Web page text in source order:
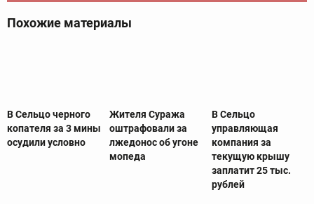
Похожие материалы
В Сельцо черного
копателя за 3 мины
осудили условно
Жителя Суража
оштрафовали за
лжедонос об угоне
мопеда
В Сельцо
управляющая
компания за
текущую крышу
заплатит 25 тыс.
рублей